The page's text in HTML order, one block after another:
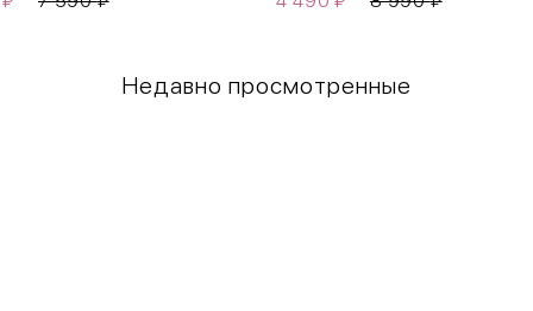
Недавно просмотренные